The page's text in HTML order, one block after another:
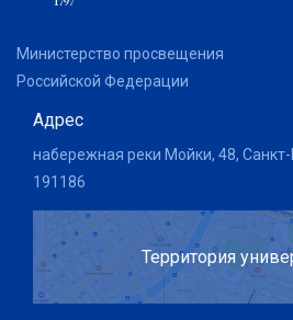
Министерство просвещения
Российской Федерации
Адрес
набережная реки Мойки, 48, Санкт-
191186
Территория